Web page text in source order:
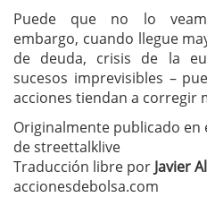
Puede que no lo
embargo, cuando llegue
de deuda, crisis de la
sucesos imprevisibles –
acciones tiendan a corregir
Originalmente publicado en
de streettalklive
Traducción libre por Javier
accionesdebolsa.com